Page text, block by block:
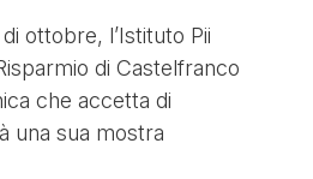
ottobre, l’Istituto Pii
di Castelfranco
che accetta di
una sua mostra